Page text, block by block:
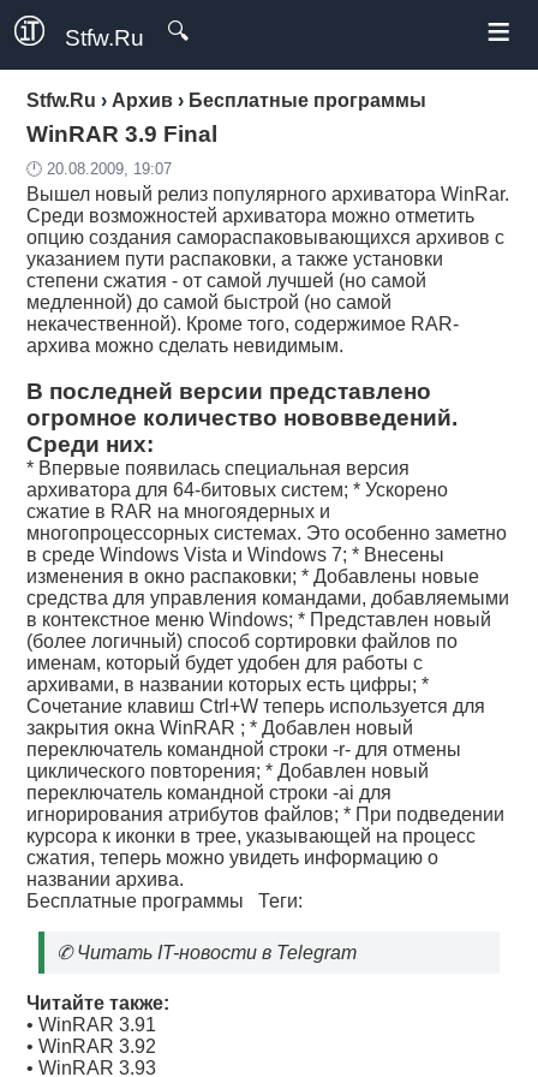
Stfw.Ru 🔍 ≡
Stfw.Ru › Архив › Бесплатные программы
WinRAR 3.9 Final
🕛 20.08.2009, 19:07
Вышел новый релиз популярного архиватора WinRar.
Среди возможностей архиватора можно отметить
опцию создания самораспаковывающихся архивов с
указанием пути распаковки, а также установки
степени сжатия - от самой лучшей (но самой
медленной) до самой быстрой (но самой
некачественной). Кроме того, содержимое RAR-
архива можно сделать невидимым.
В последней версии представлено
огромное количество нововведений.
Среди них:
* Впервые появилась специальная версия
архиватора для 64-битовых систем; * Ускорено
сжатие в RAR на многоядерных и
многопроцессорных системах. Это особенно заметно
в среде Windows Vista и Windows 7; * Внесены
изменения в окно распаковки; * Добавлены новые
средства для управления командами, добавляемыми
в контекстное меню Windows; * Представлен новый
(более логичный) способ сортировки файлов по
именам, который будет удобен для работы с
архивами, в названии которых есть цифры; *
Сочетание клавиш Ctrl+W теперь используется для
закрытия окна WinRAR ; * Добавлен новый
переключатель командной строки -r- для отмены
циклического повторения; * Добавлен новый
переключатель командной строки -ai для
игнорирования атрибутов файлов; * При подведении
курсора к иконки в трее, указывающей на процесс
сжатия, теперь можно увидеть информацию о
названии архива.
Бесплатные программы Теги:
✆Читать IT-новости в Telegram
Читайте также:
•WinRAR 3.91
•WinRAR 3.92
•WinRAR 3.93